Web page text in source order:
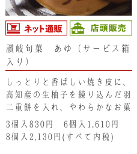
讃岐旬菓 あゆ（サービス箱
入り）
しっとりと香ばしい焼き皮に、
高知産の生柚子を練り込んだ羽
二重餅を入れ、やわらかなお菓
子に仕上げています。あゆが清
流に泳ぐ夏にぴったりの、爽や
かな味わいです。
3個入830円 6個入1,610円
8個入2,130円(すべて内税)